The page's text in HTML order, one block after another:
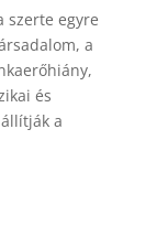
szerte egyre
a
és
a